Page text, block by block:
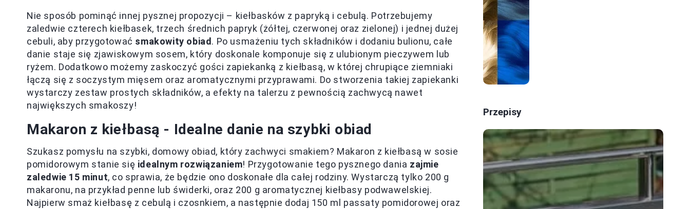
Nie sposób pominąć innej pysznej propozycji – kiełbasków z papryką i cebulą. Potrzebujemy
zaledwie czterech kiełbasek, trzech średnich papryk (żółtej, czerwonej oraz zielonej) i jednej dużej
cebuli, aby przygotować smakowity obiad . Po usmażeniu tych składników i dodaniu bulionu, całe
danie staje się zjawiskowym sosem, który doskonale komponuje się z ulubionym pieczywem lub
ryżem. Dodatkowo możemy zaskoczyć gości zapiekanką z kiełbasą, w której chrupiące ziemniaki
łączą się z soczystym mięsem oraz aromatycznymi przyprawami. Do stworzenia takiej zapiekanki
wystarczy zestaw prostych składników, a efekty na talerzu z pewnością zachwycą nawet
największych smakoszy!
Makaron z kiełbasą - Idealne danie na szybki obiad
Szukasz pomysłu na szybki, domowy obiad, który zachwyci smakiem? Makaron z kiełbasą w sosie
pomidorowym stanie się idealnym rozwiązaniem! Przygotowanie tego pysznego dania zajmie
zaledwie 15 minut, co sprawia, że będzie ono doskonałe dla całej rodziny. Wystarczą tylko 200 g
makaronu, na przykład penne lub świderki, oraz 200 g aromatycznej kiełbasy podwawelskiej.
Najpierw smaż kiełbasę z cebulą i czosnkiem, a następnie dodaj 150 ml passaty pomidorowej oraz
Przepisy